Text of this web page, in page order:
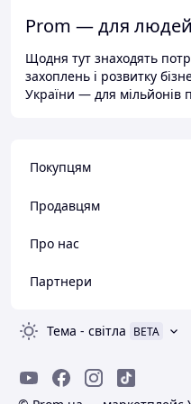
Prom — для людей
Щодня тут знаходять
захоплень і розвитку
України — для мільйонів
Покупцям
Продавцям
Про нас
Партнери
Тема - світла BETA